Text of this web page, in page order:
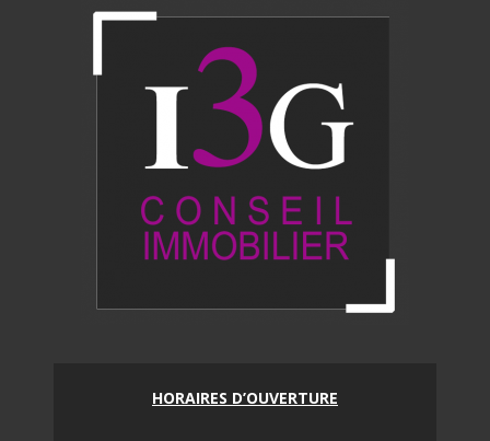
HORAIRES D’OUVERTURE